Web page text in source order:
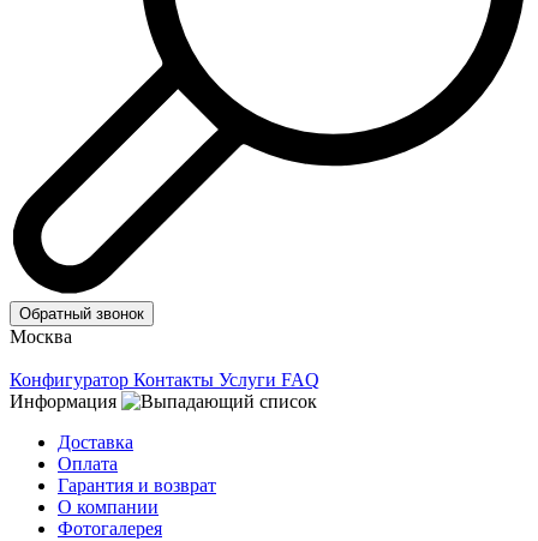
Обратный звонок
Москва
Конфигуратор Контакты Услуги FAQ
Информация
Доставка
Оплата
Гарантия и возврат
О компании
Фотогалерея